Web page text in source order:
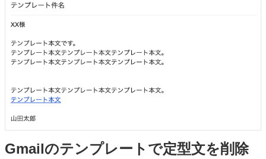
Gmailのテンプレートで定型文を削除